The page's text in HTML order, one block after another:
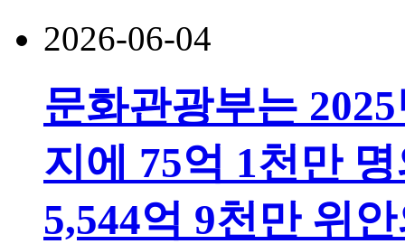
2026-06-04
문화관광부는
지에 75억 1천만
5,544억 9천만 위